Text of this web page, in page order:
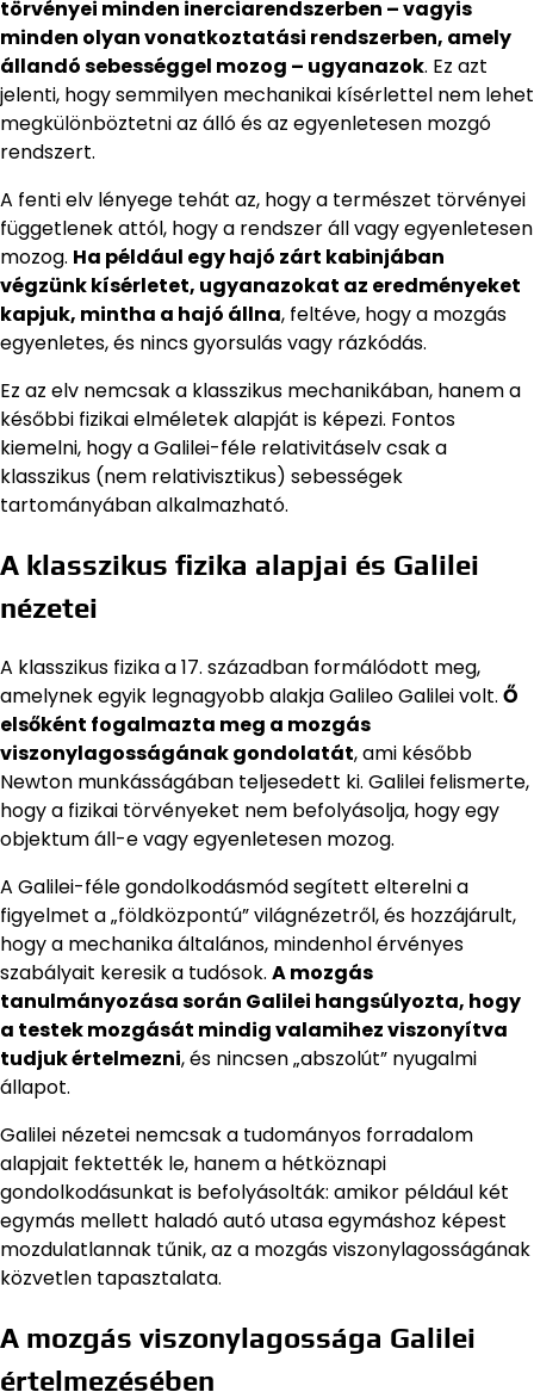
törvényei minden inerciarendszerben – vagyis
minden olyan vonatkoztatási rendszerben, amely
állandó sebességgel mozog – ugyanazok. Ez azt
jelenti, hogy semmilyen mechanikai kísérlettel nem lehet
megkülönböztetni az álló és az egyenletesen mozgó
rendszert.
A fenti elv lényege tehát az, hogy a természet törvényei
függetlenek attól, hogy a rendszer áll vagy egyenletesen
mozog. Ha például egy hajó zárt kabinjában
végzünk kísérletet, ugyanazokat az eredményeket
kapjuk, mintha a hajó állna, feltéve, hogy a mozgás
egyenletes, és nincs gyorsulás vagy rázkódás.
Ez az elv nemcsak a klasszikus mechanikában, hanem a
későbbi fizikai elméletek alapját is képezi. Fontos
kiemelni, hogy a Galilei-féle relativitáselv csak a
klasszikus (nem relativisztikus) sebességek
tartományában alkalmazható.
A klasszikus fizika alapjai és Galilei
nézetei
A klasszikus fizika a 17. században formálódott meg,
amelynek egyik legnagyobb alakja Galileo Galilei volt. Ő
elsőként fogalmazta meg a mozgás
viszonylagosságának gondolatát, ami később
Newton munkásságában teljesedett ki. Galilei felismerte,
hogy a fizikai törvényeket nem befolyásolja, hogy egy
objektum áll-e vagy egyenletesen mozog.
A Galilei-féle gondolkodásmód segített elterelni a
figyelmet a „földközpontú” világnézetről, és hozzájárult,
hogy a mechanika általános, mindenhol érvényes
szabályait keresik a tudósok. A mozgás
tanulmányozása során Galilei hangsúlyozta, hogy
a testek mozgását mindig valamihez viszonyítva
tudjuk értelmezni, és nincsen „abszolút” nyugalmi
állapot.
Galilei nézetei nemcsak a tudományos forradalom
alapjait fektették le, hanem a hétköznapi
gondolkodásunkat is befolyásolták: amikor például két
egymás mellett haladó autó utasa egymáshoz képest
mozdulatlannak tűnik, az a mozgás viszonylagosságának
közvetlen tapasztalata.
A mozgás viszonylagossága Galilei
értelmezésében